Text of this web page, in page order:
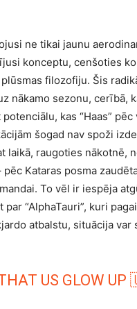
ne tikai jaunu
konceptu, cenšoties
plūsmas filozofiju. Šis
nākamo sezonu, cerībā,
kas “Haas” pēc
šogad nav spoži
laikā, raugoties nākotnē,
Kataras posma
To vēl ir iespēja
“AlphaTauri”, kuri
atbalstu, situācija var
US GLOW